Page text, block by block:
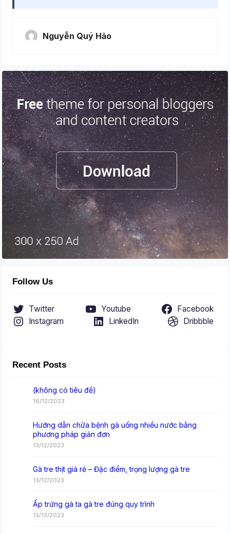
Nguyễn Quý Hảo
Follow Us
Twitter Youtube
Facebook
Instagram
LinkedIn Dribbble
Recent Posts
(không có tiêu đề)
16/12/2023
Hướng dẫn chữa bệnh gà uống nhiều nước bằng
phương pháp giản đơn
13/12/2023
Gà tre thịt giá rẻ – Đặc điểm, trọng lượng gà tre
13/12/2023
Ấp trứng gà ta gà tre đúng quy trình
13/12/2023